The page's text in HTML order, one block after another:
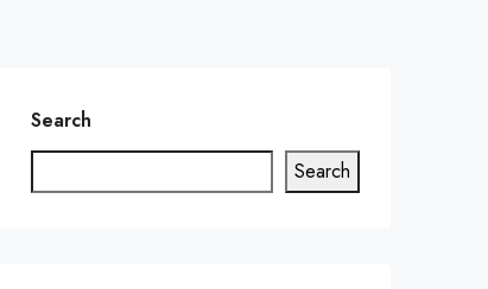
Search
Search